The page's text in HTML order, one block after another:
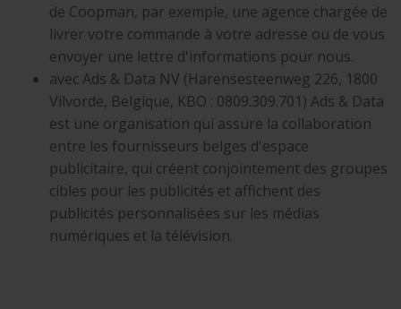
de Coopman, par exemple, une agence chargée de
livrer votre commande à votre adresse ou de vous
envoyer une lettre d'informations pour nous.
avec Ads & Data NV (Harensesteenweg 226, 1800
Vilvorde, Belgique, KBO : 0809.309.701) Ads & Data
est une organisation qui assure la collaboration
entre les fournisseurs belges d'espace
publicitaire, qui créent conjointement des groupes
cibles pour les publicités et affichent des
publicités personnalisées sur les médias
numériques et la télévision.